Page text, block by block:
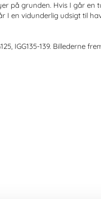
på grunden. Hvis I går en
I en vidunderlig udsigt til
IGG135-139. Billederne